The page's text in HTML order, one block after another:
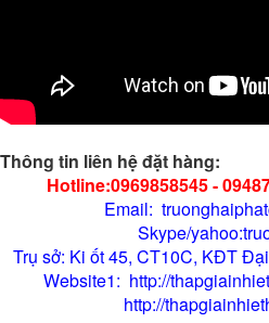
Thông tin liên hệ đặt hàng:
Hotline:0969858545 -
Email:
Skype/
Trụ sở: Ki ốt 45, CT10C, KĐT
Website1: http://
http://